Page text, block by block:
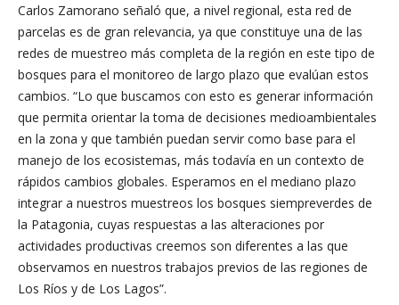
Carlos Zamorano señaló que, a nivel regional, esta red de
parcelas es de gran relevancia, ya que constituye una de las
redes de muestreo más completa de la región en este tipo de
bosques para el monitoreo de largo plazo que evalúan estos
cambios. “Lo que buscamos con esto es generar información
que permita orientar la toma de decisiones medioambientales
en la zona y que también puedan servir como base para el
manejo de los ecosistemas, más todavía en un contexto de
rápidos cambios globales. Esperamos en el mediano plazo
integrar a nuestros muestreos los bosques siempreverdes de
la Patagonia, cuyas respuestas a las alteraciones por
actividades productivas creemos son diferentes a las que
observamos en nuestros trabajos previos de las regiones de
Los Ríos y de Los Lagos”.